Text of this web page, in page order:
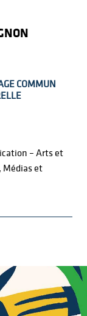
COMMUN
– Arts et
Médias et